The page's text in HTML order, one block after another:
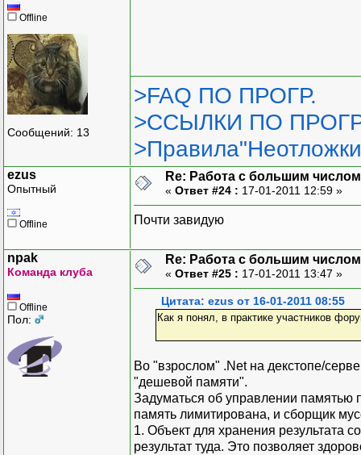
Offline
Сообщений: 13
>FAQ ПО ПРОГР.
>ССЫЛКИ ПО
ezus
Опытный
Offline
Re: Работа с большим
« Ответ #24 : 17-01-2011 12:59 »
Почти завидую
npak
Команда клуба
Offline
Пол:
Re: Работа с большим
« Ответ #25 : 17-01-2011 13:47 »
Цитата: ezus от 16-01-2011 08:55
Как я понял, в практике участников
Во "взрослом" .Net на декстопе/
"дешевой памяти".
Задуматься об управлении памятью
память лимитирована, и сборщик
1. Объект для хранения результата
результат туда. Это позволяет